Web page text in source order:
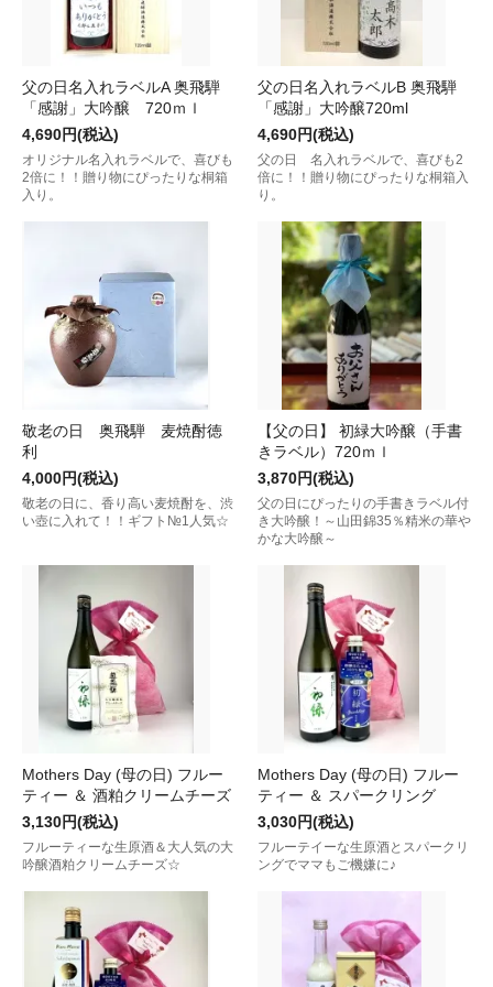
父の日名入れラベルA 奥飛騨
「感謝」大吟醸 720ｍｌ
4,690円(税込)
オリジナル名入れラベルで、喜びも
2倍に！！贈り物にぴったりな桐箱
入り。
父の日名入れラベルB 奥飛騨
「感謝」大吟醸720ml
4,690円(税込)
父の日 名入れラベルで、喜びも2
倍に！！贈り物にぴったりな桐箱入
り。
敬老の日 奥飛騨 麦焼酎徳
利
4,000円(税込)
敬老の日に、香り高い麦焼酎を、渋
い壺に入れて！！ギフト№1人気☆
【父の日】 初緑大吟醸（手書
きラベル）720ｍｌ
3,870円(税込)
父の日にぴったりの手書きラベル付
き大吟醸！～山田錦35％精米の華や
かな大吟醸～
Mothers Day (母の日) フルー
ティー ＆ 酒粕クリームチーズ
3,130円(税込)
フルーティーな生原酒＆大人気の大
吟醸酒粕クリームチーズ☆
Mothers Day (母の日) フルー
ティー ＆ スパークリング
3,030円(税込)
フルーテイーな生原酒とスパークリ
ングでママもご機嫌に♪